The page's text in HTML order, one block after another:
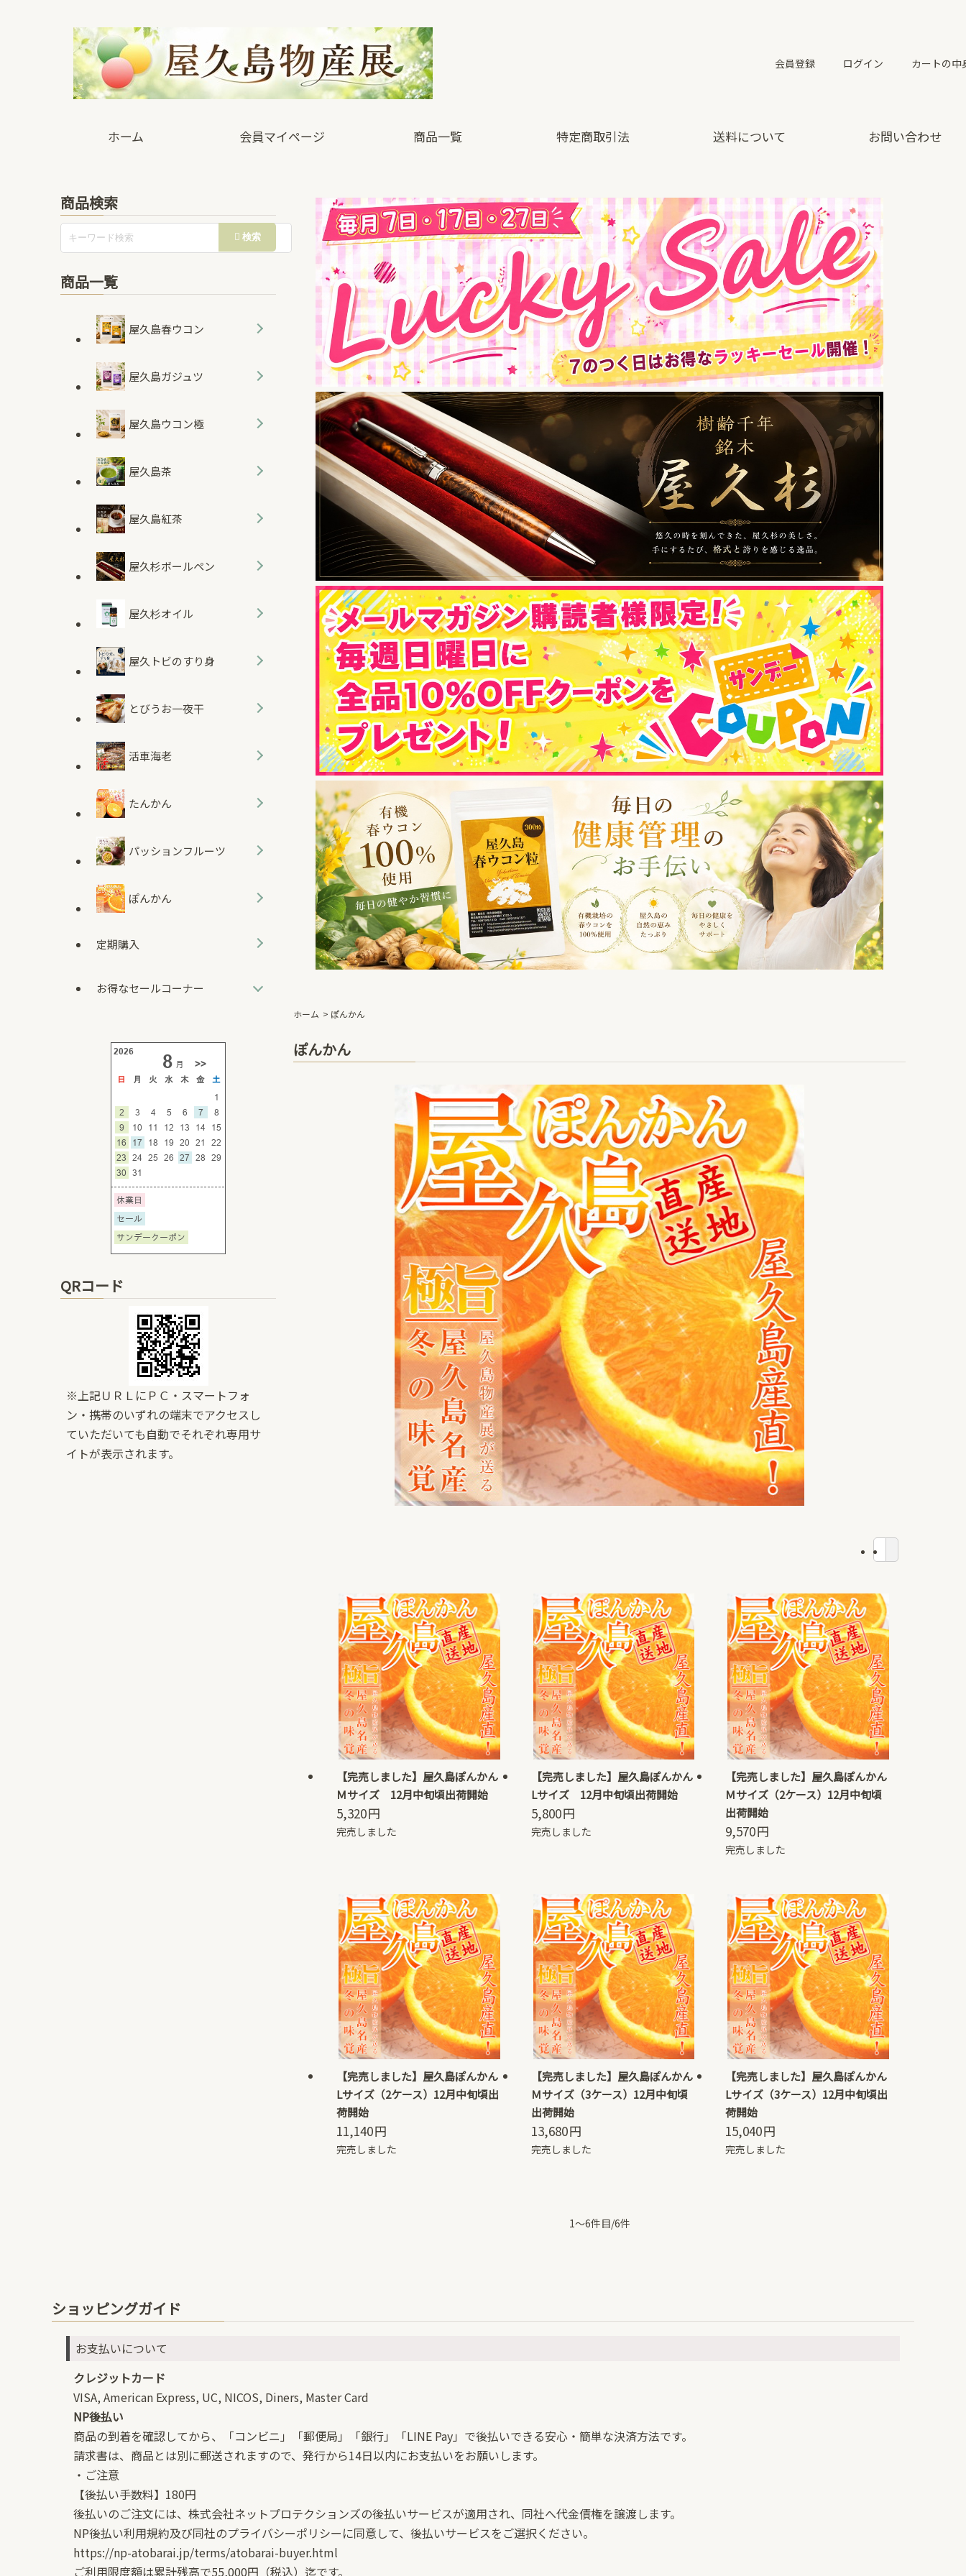
会員登録 ログイン カートの中
ホーム 会員マイページ 商品一覧 特定商取引法 送料について お問い合わせ
ホーム ぽんかん
ぽんかん
【完売しました】屋久島ぽんかん
Ｍサイズ 12月中旬頃出荷開始
5,320円
完売しました
【完売しました】屋久島ぽんかん
Lサイズ 12月中旬頃出荷開始
5,800円
完売しました
【完売しました】屋久島ぽんかん
Ｍサイズ（2ケース）12月中旬頃
出荷開始
9,570円
完売しました
【完売しました】屋久島ぽんかん
Lサイズ（2ケース）12月中旬頃出
荷開始
11,140円
完売しました
【完売しました】屋久島ぽんかん
Ｍサイズ（3ケース）12月中旬頃
出荷開始
13,680円
完売しました
【完売しました】屋久島ぽんかん
Lサイズ（3ケース）12月中旬頃出
荷開始
15,040円
完売しました
1～6件目/6件
商品検索
商品一覧
屋久島春ウコン
屋久島ガジュツ
屋久島ウコン極
屋久島茶
屋久島紅茶
屋久杉ボールペン
屋久杉オイル
屋久トビのすり身
とびうお一夜干
活車海老
たんかん
パッションフルーツ
ぽんかん
定期購入
お得なセールコーナー
QRコード
※上記ＵＲＬにＰＣ・スマートフォ
ン・携帯のいずれの端末でアクセスし
ていただいても自動でそれぞれ専用サ
イトが表示されます。
ショッピングガイド
お支払いについて
クレジットカード
VISA, American Express, UC, NICOS, Diners, Master Card
NP後払い
商品の到着を確認してから、「コンビニ」「郵便局」「銀行」「LINE Pay」で後払いできる安心・簡単な決済方法です。
請求書は、商品とは別に郵送されますので、発行から14日以内にお支払いをお願いします。
・ご注意
【後払い手数料】180円
後払いのご注文には、株式会社ネットプロテクションズの後払いサービスが適用され、同社へ代金債権を譲渡します。
NP後払い利用規約及び同社のプライバシーポリシーに同意して、後払いサービスをご選択ください。
https://np-atobarai.jp/terms/atobarai-buyer.html
ご利用限度額は累計残高で55,000円（税込）迄です。